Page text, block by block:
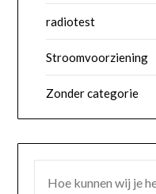
radiotest
Stroomvoorziening
Zonder categorie